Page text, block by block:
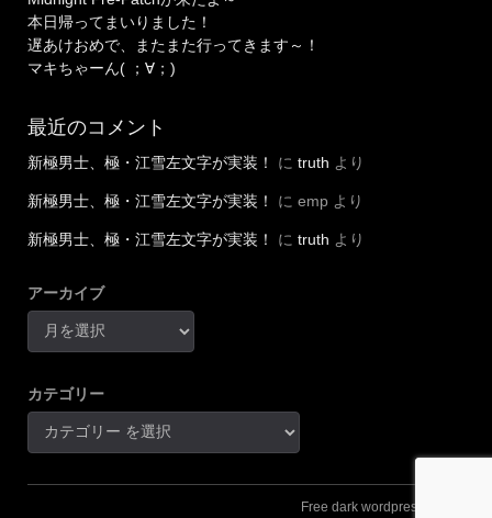
本日帰ってまいりました！
遅あけおめで、またまた行ってきます～！
マキちゃーん( ；∀；)
最近のコメント
新極男士、極・江雪左文字が実装！ に truth より
新極男士、極・江雪左文字が実装！ に emp より
新極男士、極・江雪左文字が実装！ に truth より
アーカイブ
カテゴリー
Free dark wordpress theme